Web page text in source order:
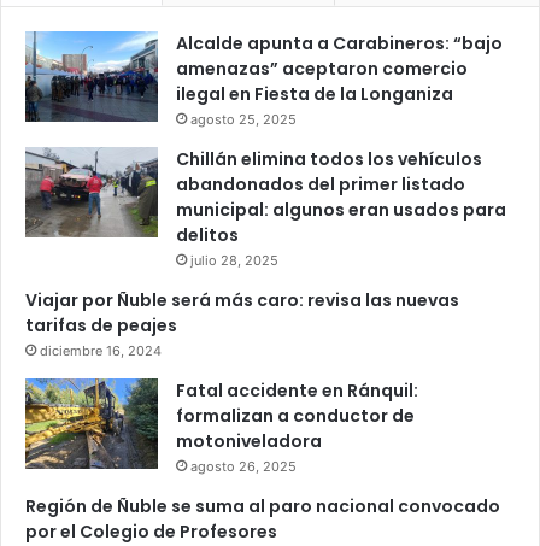
Alcalde apunta a Carabineros: “bajo
amenazas” aceptaron comercio
ilegal en Fiesta de la Longaniza
agosto 25, 2025
Chillán elimina todos los vehículos
abandonados del primer listado
municipal: algunos eran usados para
delitos
julio 28, 2025
Viajar por Ñuble será más caro: revisa las nuevas
tarifas de peajes
diciembre 16, 2024
Fatal accidente en Ránquil:
formalizan a conductor de
motoniveladora
agosto 26, 2025
Región de Ñuble se suma al paro nacional convocado
por el Colegio de Profesores